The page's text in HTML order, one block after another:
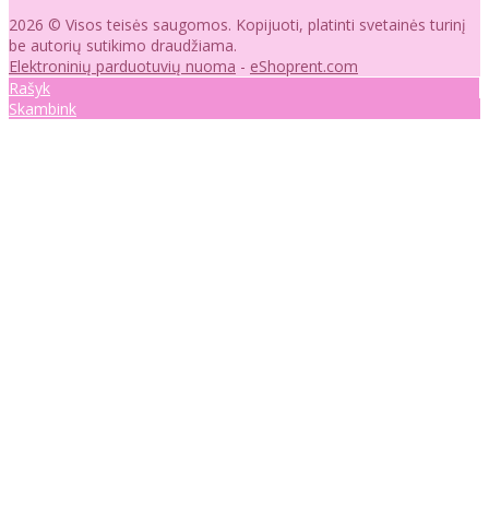
2026 © Visos teisės saugomos. Kopijuoti, platinti svetainės turinį
be autorių sutikimo draudžiama.
Elektroninių parduotuvių nuoma - eShoprent.com
Rašyk
Skambink